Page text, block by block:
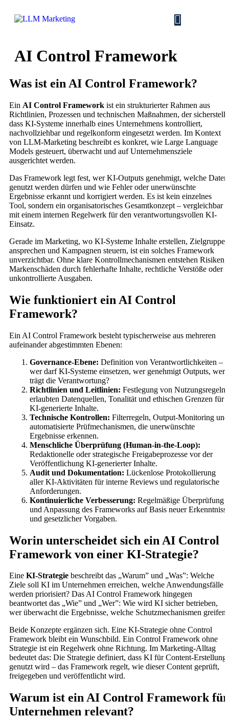
AI Control Framework
Was ist ein AI Control Framework?
Ein AI Control Framework ist ein strukturierter Rahmen aus
Richtlinien, Prozessen und technischen Maßnahmen, der sicherstellt,
dass KI-Systeme innerhalb eines Unternehmens kontrolliert,
nachvollziehbar und regelkonform eingesetzt werden. Im Kontext
von LLM-Marketing beschreibt es konkret, wie Large Language
Models gesteuert, überwacht und auf Unternehmensziele
ausgerichtet werden.
Das Framework legt fest, wer KI-Outputs genehmigt, welche Daten
genutzt werden dürfen und wie Fehler oder unerwünschte
Ergebnisse erkannt und korrigiert werden. Es ist kein einzelnes
Tool, sondern ein organisatorisches Gesamtkonzept – vergleichbar
mit einem internen Regelwerk für den verantwortungsvollen KI-
Einsatz.
Gerade im Marketing, wo KI-Systeme Inhalte erstellen, Zielgruppen
ansprechen und Kampagnen steuern, ist ein solches Framework
unverzichtbar. Ohne klare Kontrollmechanismen entstehen Risiken:
Markenschäden durch fehlerhafte Inhalte, rechtliche Verstöße oder
unkontrollierte Ausgaben.
Wie funktioniert ein AI Control
Framework?
Ein AI Control Framework besteht typischerweise aus mehreren
aufeinander abgestimmten Ebenen:
Governance-Ebene: Definition von Verantwortlichkeiten –
wer darf KI-Systeme einsetzen, wer genehmigt Outputs, wer
trägt die Verantwortung?
Richtlinien und Leitlinien: Festlegung von Nutzungsregeln,
erlaubten Datenquellen, Tonalität und ethischen Grenzen für
KI-generierte Inhalte.
Technische Kontrollen: Filterregeln, Output-Monitoring und
automatisierte Prüfmechanismen, die unerwünschte
Ergebnisse erkennen.
Menschliche Überprüfung (Human-in-the-Loop):
Redaktionelle oder strategische Freigabeprozesse vor der
Veröffentlichung KI-generierter Inhalte.
Audit und Dokumentation: Lückenlose Protokollierung
aller KI-Aktivitäten für interne Reviews und regulatorische
Anforderungen.
Kontinuierliche Verbesserung: Regelmäßige Überprüfung
und Anpassung des Frameworks auf Basis neuer
und gesetzlicher Vorgaben.
Worin unterscheidet sich ein AI Control
Framework von einer KI-Strategie?
Eine KI-Strategie beschreibt das „Warum” und „Was”: Welche
Ziele soll KI im Unternehmen erreichen, welche Anwendungsfälle
werden priorisiert? Das AI Control Framework hingegen
beantwortet das „Wie” und „Wer”: Wie wird KI sicher betrieben,
wer überwacht die Ergebnisse, welche Schutzmechanismen greifen?
Beide Konzepte ergänzen sich. Eine KI-Strategie ohne Control
Framework bleibt ein Wunschbild. Ein Control Framework ohne
Strategie ist ein Regelwerk ohne Richtung. Im Marketing-Alltag
bedeutet das: Die Strategie definiert, dass KI für Content-Erstellung
genutzt wird – das Framework regelt, wie dieser Content geprüft,
freigegeben und veröffentlicht wird.
Warum ist ein AI Control Framework für
Unternehmen relevant?